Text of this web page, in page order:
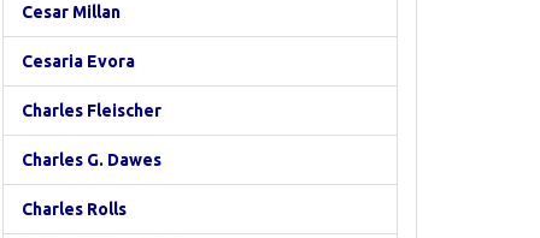
Cesar Millan
Cesaria Evora
Charles Fleischer
Charles G. Dawes
Charles Rolls